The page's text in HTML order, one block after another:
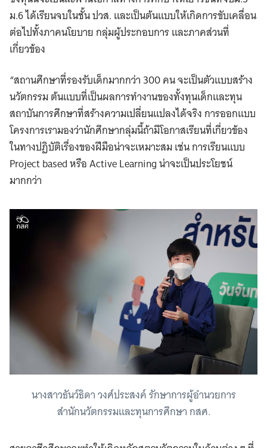
ม.6 ได้เรียนจบในชั้น ปวส. และเป็นต้นแบบให้เกิดการขับเคลื่อน
ต่อไปทั้งภาคนโยบาย กลุ่มผู้ประกอบการ และภาคส่วนที่
เกี่ยวข้อง
“สถานศึกษาที่รองรับเด็กมากกว่า 300 คน จะเป็นตัวแบบสร้าง
นวัตกรรม ต้นแบบที่เป็นผลการทำงานของทั้งทุนเด็กและทุน
สถาบันการศึกษาที่สร้างความเปลี่ยนแปลงได้จริง การออกแบบ
โครงการเรามองว่านักศึกษากลุ่มนี้ถ้ามีโอกาสเรียนที่เกี่ยวข้อง
ในทางปฏิบัติเรื่องของฝีมือน่าจะเหมาะสม เช่น การเรียนแบบ
Project based หรือ Active Learning น่าจะเป็นประโยชน์
มากกว่า
นางสาวธันว์ธิดา วงศ์ประสงค์ รักษาการผู้อํานวยการ
สํานักนวัตกรรมและทุนการศึกษา กสศ.